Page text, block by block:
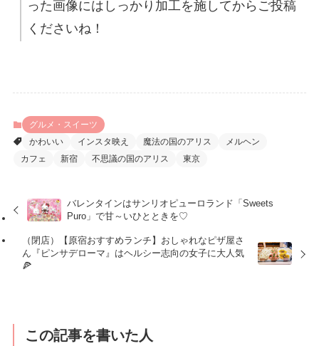
った画像にはしっかり加工を施してからご投稿
くださいね！
グルメ・スイーツ
かわいい
インスタ映え 魔法の国のアリス
メルヘン
カフェ
新宿 不思議の国のアリス 東京
バレンタインはサンリオピューロランド「Sweets
Puro」で甘～いひとときを♡
（閉店）【原宿おすすめランチ】おしゃれなピザ屋さ
ん『ピンサデローマ』はヘルシー志向の女子に大人気
🍕
この記事を書いた人